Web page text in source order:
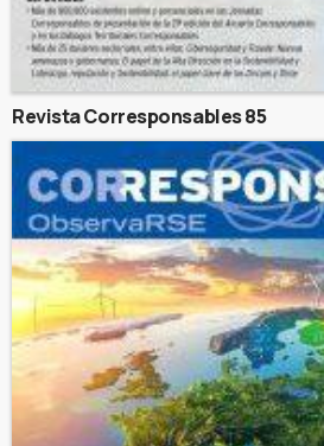
Revista Corresponsables 85